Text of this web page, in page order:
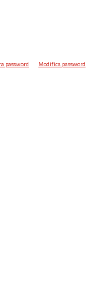
password Modifica password